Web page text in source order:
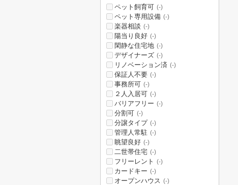
ペット飼育可 (-)
ペット専用設備 (-)
楽器相談 (-)
陽当り良好 (-)
閑静な住宅地 (-)
デザイナーズ (-)
リノベーション済 (-)
保証人不要 (-)
事務所可 (-)
２人入居可 (-)
バリアフリー (-)
分割可 (-)
分譲タイプ (-)
管理人常駐 (-)
眺望良好 (-)
二世帯住宅 (-)
フリーレント (-)
カードキー (-)
オープンハウス (-)